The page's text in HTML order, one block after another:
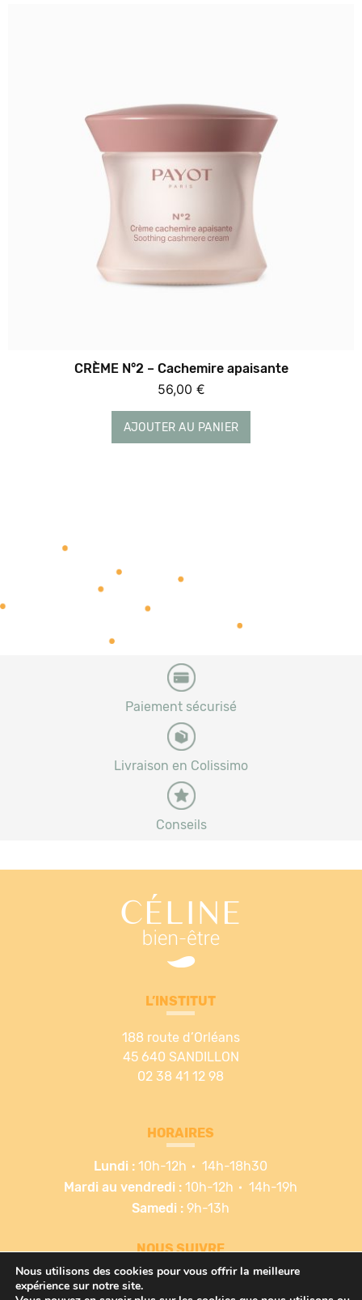
CRÈME N°2 – Cachemire apaisante
56,00 €
AJOUTER AU PANIER
Paiement sécurisé
Livraison en Colissimo
Conseils
L’INSTITUT
188 route d’Orléans
45 640 SANDILLON
02 38 41 12 98
HORAIRES
Lundi : 10h-12h
14h-18h30
Mardi au vendredi : 10h-12h
14h-19h
Samedi : 9h-13h
NOUS SUIVRE
Nous utilisons des cookies pour vous offrir la meilleure
expérience sur notre site.